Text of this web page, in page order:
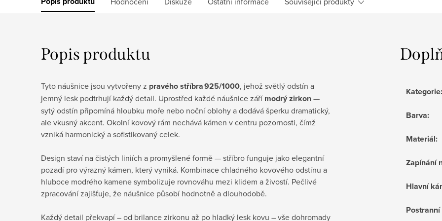
Popis produktu
Tyto náušnice jsou vytvořeny z pravého stříbra 925/1000, jehož světlý odstín a
jemný lesk podtrhují každý detail. Uprostřed každé náušnice zářímodrý zirkon—
sytý odstín připomíná hloubku moře nebo noční oblohy a dodává šperku dramatický,
ale vkusný akcent. Okolní kovový rám nechává kámen v centru pozornosti, čímž
vzniká harmonický a sofistikovaný celek.
Design staví na čistých liniích a promyšlené formě — stříbro funguje jako elegantní
pozadí pro výrazný kámen, který vyniká. Kombinace chladného kovového odstínu a
hluboce modrého kamene symbolizuje rovnováhu mezi klidem a živostí. Pečlivé
zpracování zajišťuje, že náušnice působí hodnotně a dlouhodobě.
Každý detail překvapí – od brilance zirkonu až po hladký lesk kovu – vše dohromady
Kategorie:
Barva:
Materiál:
Zapínání
Hlavní